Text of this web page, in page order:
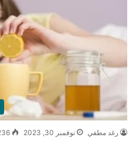
رغد مطفي نوفمبر 30, 2023